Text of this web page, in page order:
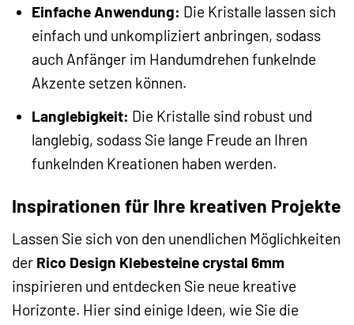
Einfache Anwendung: Die Kristalle lassen sich
einfach und unkompliziert anbringen, sodass
auch Anfänger im Handumdrehen funkelnde
Akzente setzen können.
Langlebigkeit: Die Kristalle sind robust und
langlebig, sodass Sie lange Freude an Ihren
funkelnden Kreationen haben werden.
Inspirationen für Ihre kreativen Projekte
Lassen Sie sich von den unendlichen Möglichkeiten
der Rico Design Klebesteine crystal 6mm
inspirieren und entdecken Sie neue kreative
Horizonte. Hier sind einige Ideen, wie Sie die